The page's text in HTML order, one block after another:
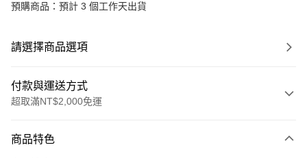
預購商品：預計 3 個工作天出貨
請選擇商品選項
付款與運送方式
超取滿NT$2,000免運
信用卡一次付款
商品特色